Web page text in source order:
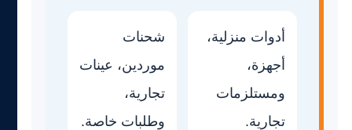
أدوات منزلية،
أجهزة،
ومستلزمات
تجارية.
شحنات
موردين، عينات
تجارية،
وطلبات خاصة.